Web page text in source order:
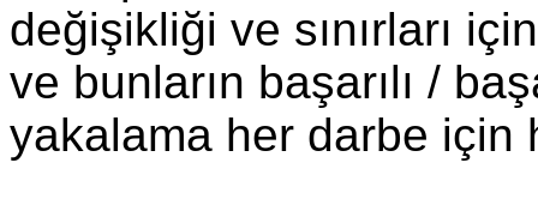
değişikliği ve sınırları
ve bunların başarılı /
yakalama her darbe için